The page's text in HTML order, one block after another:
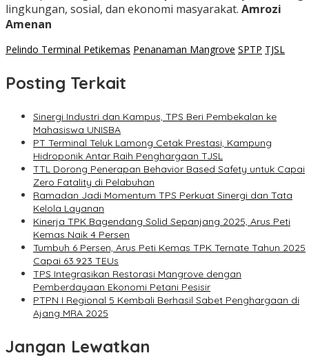
lingkungan, sosial, dan ekonomi masyarakat. Amrozi
Amenan
Pelindo Terminal Petikemas Penanaman Mangrove SPTP TJSL
Posting Terkait
Sinergi Industri dan Kampus, TPS Beri Pembekalan ke
Mahasiswa UNISBA
PT Terminal Teluk Lamong Cetak Prestasi, Kampung
Hidroponik Antar Raih Penghargaan TJSL
TTL Dorong Penerapan Behavior Based Safety untuk Capai
Zero Fatality di Pelabuhan
Ramadan Jadi Momentum TPS Perkuat Sinergi dan Tata
Kelola Layanan
Kinerja TPK Bagendang Solid Sepanjang 2025, Arus Peti
Kemas Naik 4 Persen
Tumbuh 6 Persen, Arus Peti Kemas TPK Ternate Tahun 2025
Capai 63.923 TEUs
TPS Integrasikan Restorasi Mangrove dengan
Pemberdayaan Ekonomi Petani Pesisir
PTPN I Regional 5 Kembali Berhasil Sabet Penghargaan di
Ajang MRA 2025
Jangan Lewatkan